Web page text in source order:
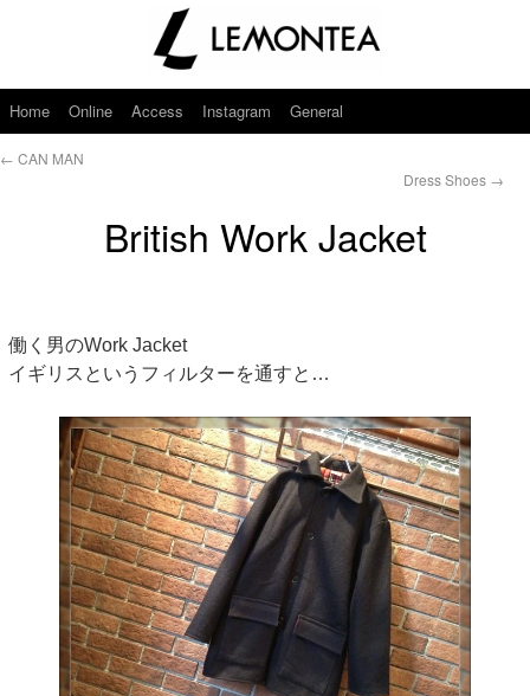
Home Online Access Instagram General
← CAN MAN
Dress Shoes →
British Work Jacket
働く男のWork Jacket
イギリスというフィルターを通すと…